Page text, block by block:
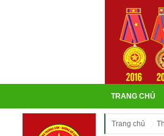
TRANG CHỦ
Trang chủ